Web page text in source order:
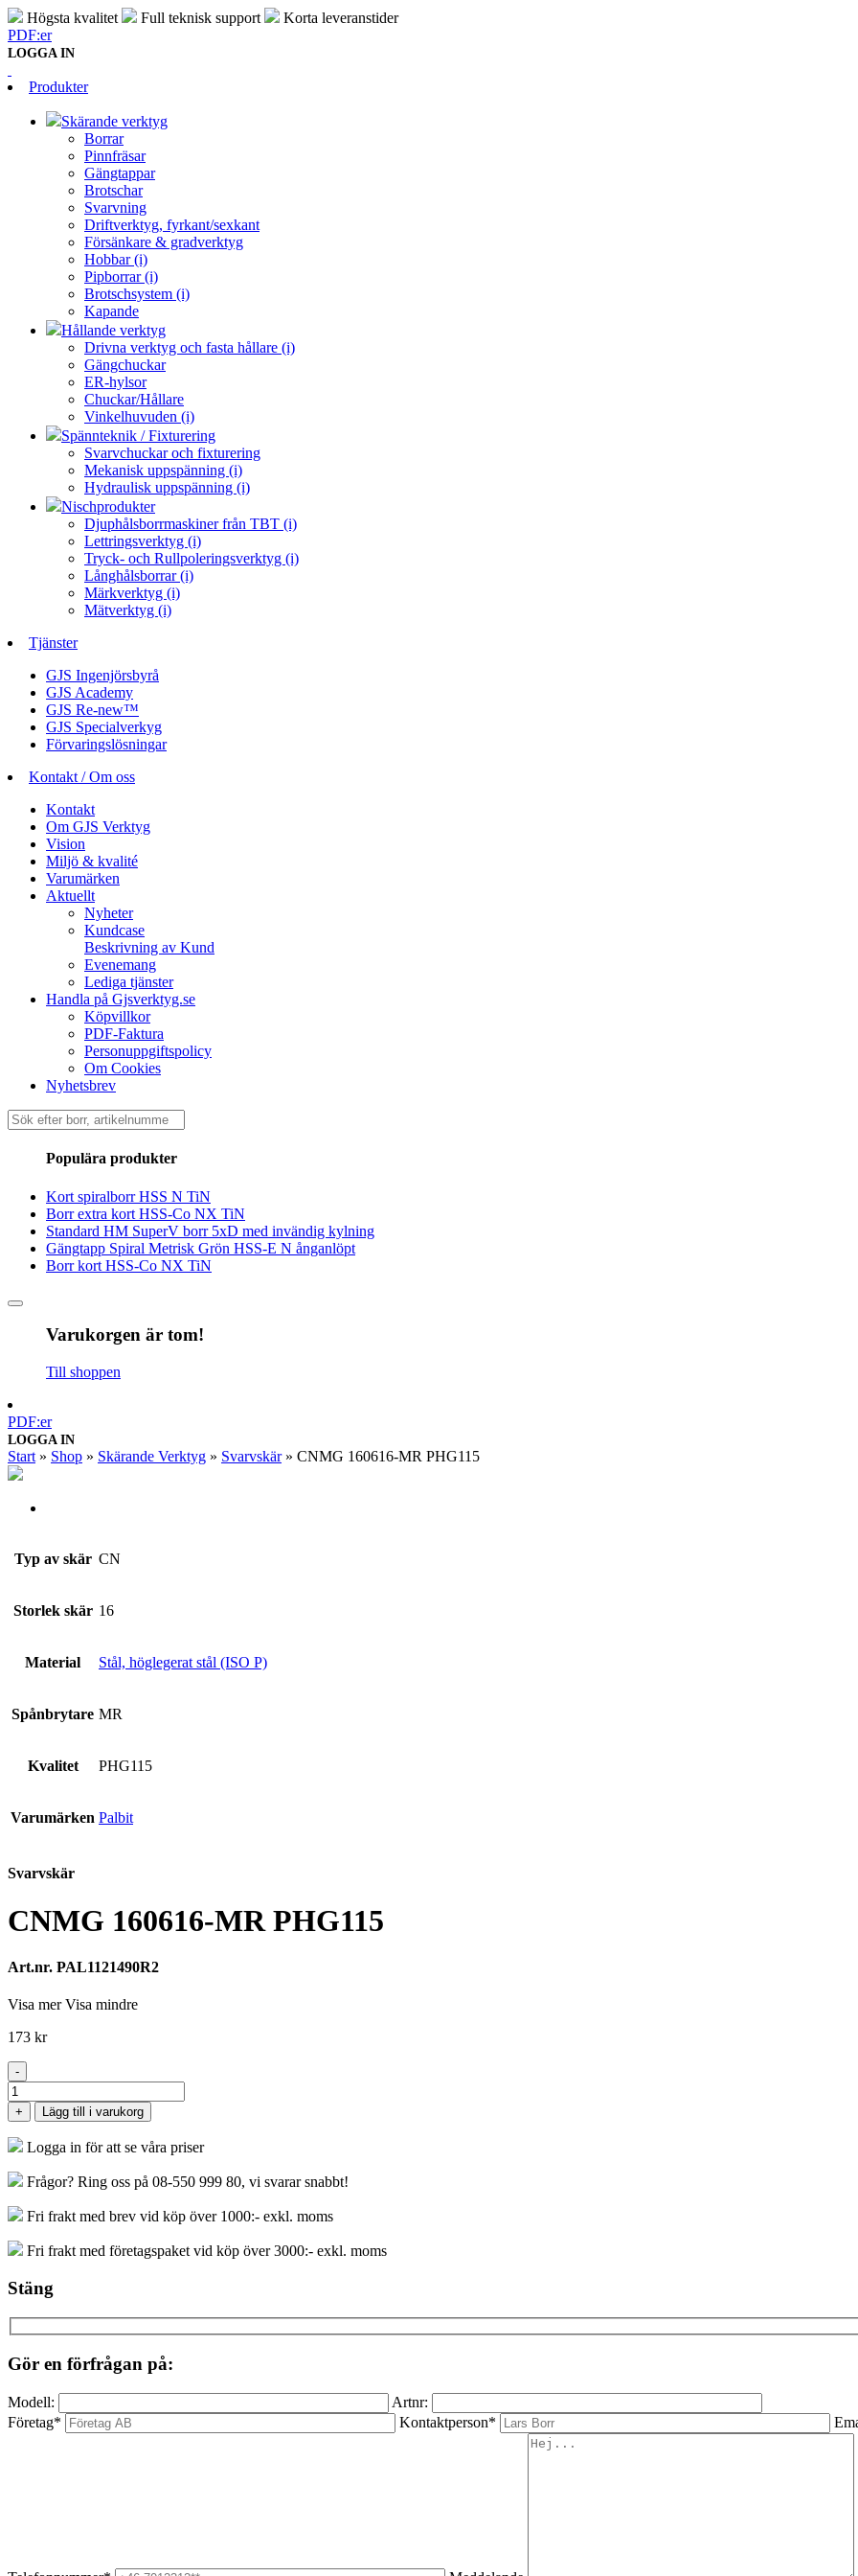
Högsta kvalitet Full teknisk support
Korta leveranstider
PDF:er
LOGGA IN
Produkter
Skärande verktyg
Borrar
Pinnfräsar
Gängtappar
Brotschar
Svarvning
Driftverktyg, fyrkant/sexkant
Försänkare & gradverktyg
Hobbar (i)
Pipborrar (i)
Brotschsystem (i)
Kapande
Hållande verktyg
Drivna verktyg och fasta hållare (i)
Gängchuckar
ER-hylsor
Chuckar/Hållare
Vinkelhuvuden (i)
Spännteknik / Fixturering
Svarvchuckar och fixturering
Mekanisk uppspänning (i)
Hydraulisk uppspänning (i)
Nischprodukter
Djuphålsborrmaskiner från TBT (i)
Lettringsverktyg (i)
Tryck- och Rullpoleringsverktyg (i)
Långhålsborrar (i)
Märkverktyg (i)
Mätverktyg (i)
Tjänster
GJS Ingenjörsbyrå
GJS Academy
GJS Re-new™
GJS Specialverkyg
Förvaringslösningar
Kontakt / Om oss
Kontakt
Om GJS Verktyg
Vision
Miljö & kvalité
Varumärken
Aktuellt
Nyheter
Kundcase
Beskrivning av Kund
Evenemang
Lediga tjänster
Handla på Gjsverktyg.se
Köpvillkor
PDF-Faktura
Personuppgiftspolicy
Om Cookies
Nyhetsbrev
Sök
efter:
Populära produkter
Kort spiralborr HSS N TiN
Borr extra kort HSS-Co NX TiN
Standard HM SuperV borr 5xD med invändig kylning
Gängtapp Spiral Metrisk Grön HSS-E N ånganlöpt
Borr kort HSS-Co NX TiN
Varukorgen är tom!
Till shoppen
PDF:er
LOGGA IN
Start » Shop » Skärande Verktyg » Svarvskär» CNMG 160616-MR PHG115
Typ av skär CN
Storlek skär 16
Material Stål, höglegerat stål (ISO P)
Spånbrytare MR
Kvalitet PHG115
Varumärken Palbit
Svarvskär
CNMG 160616-MR PHG115
Art.nr. PAL1121490R2
Visa mer Visa mindre
173 kr
-
CNMG
160616-
MR
PHG115
mängd
+ Lägg till i varukorg
Logga in för att se våra priser
Frågor? Ring oss på 08-550 999 80, vi svarar snabbt!
Fri frakt med brev vid köp över 1000:- exkl. moms
Fri frakt med företagspaket vid köp över 3000:- exkl. moms
Stäng
Gör en förfrågan på:
Modell:
Artnr:
Företag*
Kontaktperson*